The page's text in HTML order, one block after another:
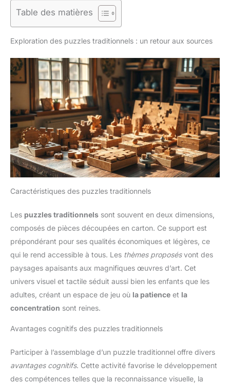
Table des matières
Exploration des puzzles traditionnels : un retour aux sources
Caractéristiques des puzzles traditionnels
Les puzzles traditionnels sont souvent en deux dimensions,
composés de pièces découpées en carton. Ce support est
prépondérant pour ses qualités économiques et légères, ce
qui le rend accessible à tous. Les thèmes proposésvont des
paysages apaisants aux magnifiques œuvres d’art. Cet
univers visuel et tactile séduit aussi bien les enfants que les
adultes, créant un espace de jeu où la patience et la
concentration sont reines.
Avantages cognitifs des puzzles traditionnels
Participer à l’assemblage d’un puzzle traditionnel offre divers
avantages cognitifs. Cette activité favorise le développement
des compétences telles que la reconnaissance visuelle, la